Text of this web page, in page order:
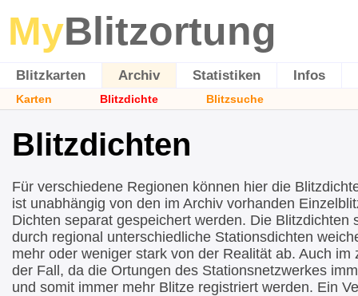
MyBlitzortung
Blitzkarten Archiv Statistiken Infos
Karten Blitzdichte Blitzsuche
Blitzdichten
Für verschiedene Regionen können hier die
ist unabhängig von den im Archiv vorhanden
Dichten separat gespeichert werden. Die Blitzdichten
durch regional unterschiedliche Stationsdichten
mehr oder weniger stark von der Realität ab. Auch im
der Fall, da die Ortungen des Stationsnetzwerkes
und somit immer mehr Blitze registriert werden. Ein